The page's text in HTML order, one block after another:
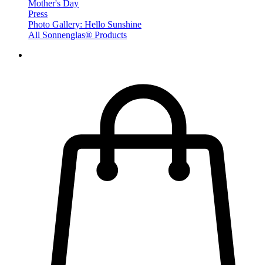
Mother's Day
Press
Photo Gallery: Hello Sunshine
All Sonnenglas® Products